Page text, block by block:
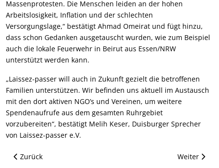
Massenprotesten. Die Menschen leiden an der hohen
Arbeitslosigkeit, Inflation und der schlechten
Versorgungslage,“ bestätigt Ahmad Omeirat und fügt hinzu,
dass schon Gedanken ausgetauscht wurden, wie zum Beispiel
auch die lokale Feuerwehr in Beirut aus Essen/NRW
unterstützt werden kann.
„Laissez-passer will auch in Zukunft gezielt die betroffenen
Familien unterstützen. Wir befinden uns aktuell im Austausch
mit den dort aktiven NGO’s und Vereinen, um weitere
Spendenaufrufe aus dem gesamten Ruhrgebiet
vorzubereiten“, bestätigt Melih Keser, Duisburger Sprecher
von Laissez-passer e.V.
Vorheriger Beitrag: Laissez-Passer: Beratung und
Zurück Nächster
Weiter